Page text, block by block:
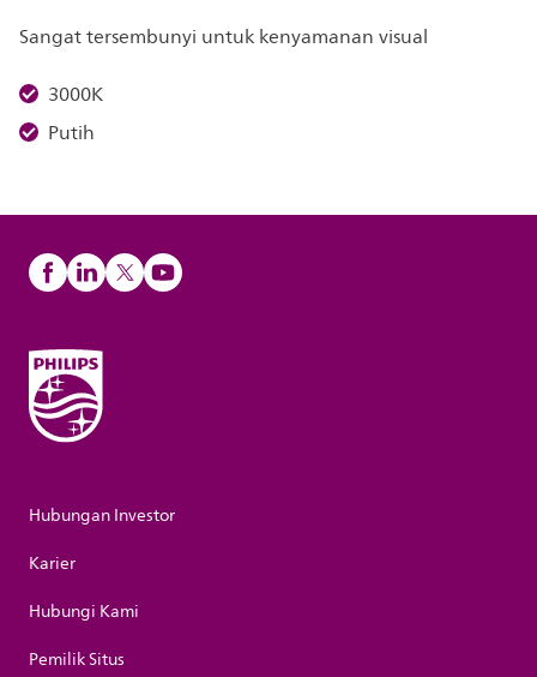
Sangat tersembunyi untuk kenyamanan visual
3000K
Putih
Hubungan Investor
Karier
Hubungi Kami
Pemilik Situs